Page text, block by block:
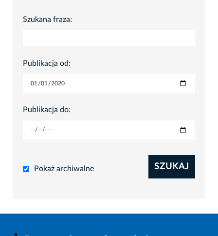
Szukana fraza:
Publikacja od:
Publikacja do:
Pokaż archiwalne SZUKAJ